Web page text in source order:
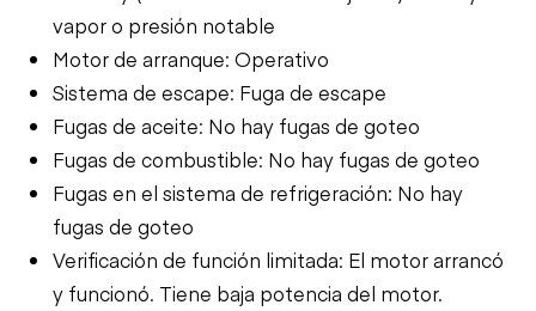
vapor o presión notable
Motor de arranque: Operativo
Sistema de escape: Fuga de escape
Fugas de aceite: No hay fugas de goteo
Fugas de combustible: No hay fugas de goteo
Fugas en el sistema de refrigeración: No hay
fugas de goteo
Verificación de función limitada: El motor arrancó
y funcionó. Tiene baja potencia del motor.